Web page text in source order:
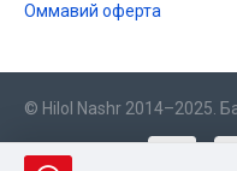
Оммавий оферта
© Hilol Nashr 2014–2025.